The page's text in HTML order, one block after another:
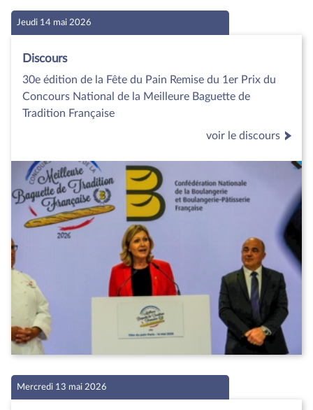
Jeudi 14 mai 2026
Discours
30e édition de la Fête du Pain Remise du 1er Prix du
Concours National de la Meilleure Baguette de
Tradition Française
voir le discours
Mercredi 13 mai 2026